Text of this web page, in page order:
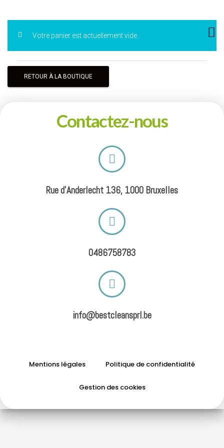
Votre panier est actuellement vide.
RETOUR À LA BOUTIQUE
Contactez-nous
Rue d'Anderlecht 136, 1000 Bruxelles
0486758783
info@bestcleansprl.be
Mentions légales Politique de confidentialité
Gestion des cookies